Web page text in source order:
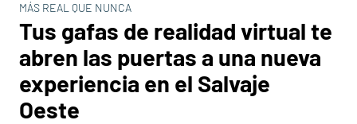
MÁS REAL QUE NUNCA
Tus gafas de realidad virtual te
abren las puertas a una nueva
experiencia en el Salvaje
Oeste